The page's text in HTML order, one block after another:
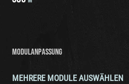
MODULANPASSUNG
MEHRERE MODULE AUSWÄHLEN